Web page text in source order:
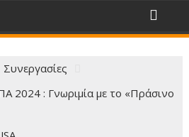
Συνεργασίες
2024 : Γνωριμία με το «Πράσινο